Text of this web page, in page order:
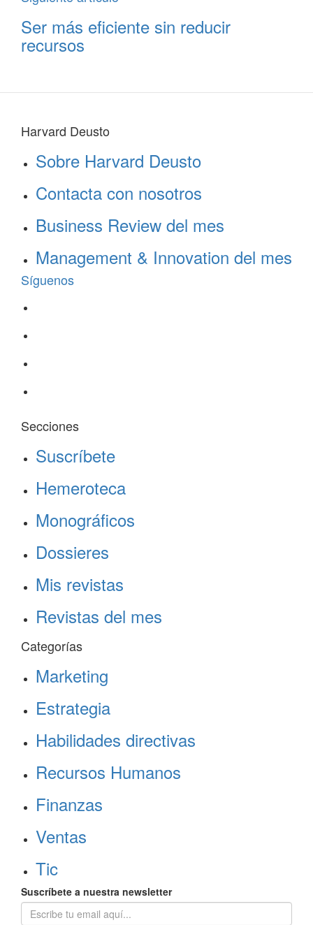
Ser más eficiente sin reducir
recursos
Harvard Deusto
Sobre Harvard Deusto
Contacta con nosotros
Business Review del mes
Management & Innovation del mes
Síguenos
Secciones
Suscríbete
Hemeroteca
Monográficos
Dossieres
Mis revistas
Revistas del mes
Categorías
Marketing
Estrategia
Habilidades directivas
Recursos Humanos
Finanzas
Ventas
Tic
Suscríbete a nuestra newsletter